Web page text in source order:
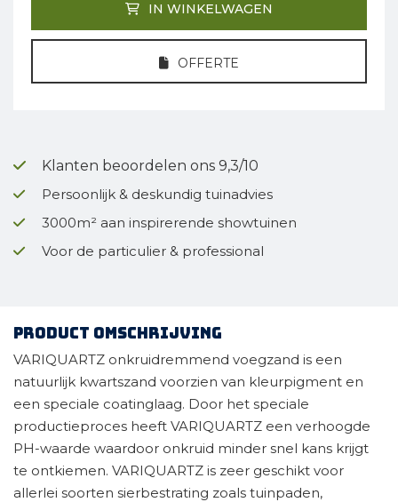
IN WINKELWAGEN
OFFERTE
Klanten beoordelen ons 9,3/10
Persoonlijk & deskundig tuinadvies
3000m² aan inspirerende showtuinen
Voor de particulier & professional
Product omschrijving
VARIQUARTZ onkruidremmend voegzand is een
natuurlijk kwartszand voorzien van kleurpigment en
een speciale coatinglaag. Door het speciale
productieproces heeft VARIQUARTZ een verhoogde
PH-waarde waardoor onkruid minder snel kans krijgt
te ontkiemen. VARIQUARTZ is zeer geschikt voor
allerlei soorten sierbestrating zoals tuinpaden,